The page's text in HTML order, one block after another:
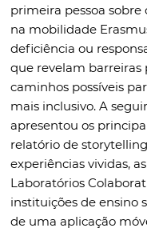
primeira pessoa
na mobilidade
deficiência ou
que revelam barreiras
caminhos possíveis
mais inclusivo. A
apresentou os
relatório de
experiências vividas,
Laboratórios
instituições de ensino
de uma aplicação